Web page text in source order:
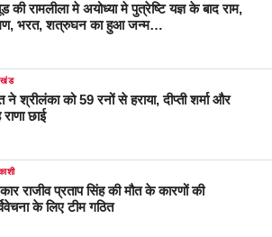
की रामलीला मे अयोध्या मे पुत्रेष्टि यज्ञ के बाद राम,
भरत, शत्रुघन का हुआ जन्म…
ने श्रीलंका को 59 रनों से हराया, दीप्ती शर्मा और
छाई
राजीव प्रताप सिंह की मौत के कारणों की
के लिए टीम गठित